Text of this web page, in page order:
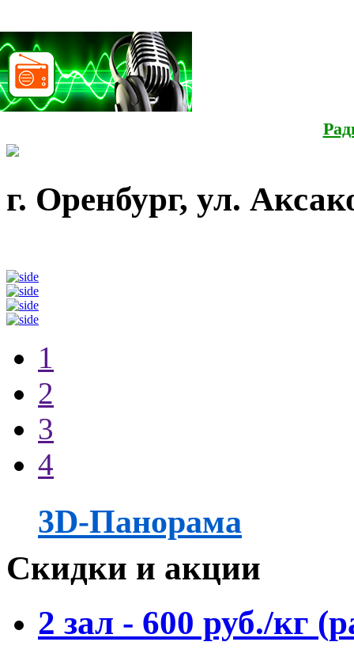
г. Оренбург, ул.
1
2
3
4
3D-Панорама
Скидки и акции
2 зал - 600 руб./кг